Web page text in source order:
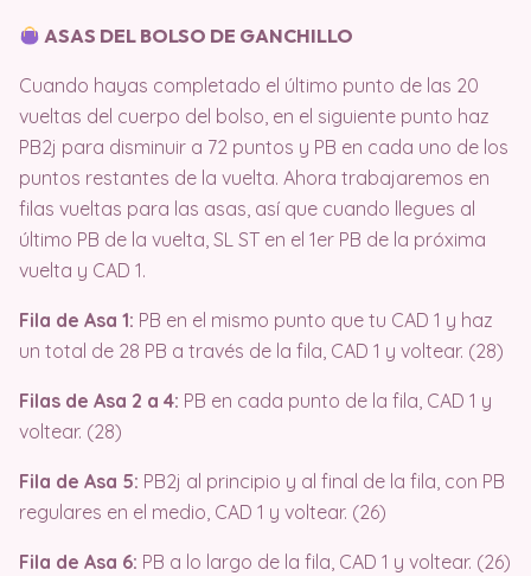
ASAS DEL BOLSO DE GANCHILLO
Cuando hayas completado el último punto de las 20
vueltas del cuerpo del bolso, en el siguiente punto haz
PB2j para disminuir a 72 puntos y PB en cada uno de los
puntos restantes de la vuelta. Ahora trabajaremos en
filas vueltas para las asas, así que cuando llegues al
último PB de la vuelta, SL ST en el 1er PB de la próxima
vuelta y CAD 1.
Fila de Asa 1: PB en el mismo punto que tu CAD 1 y haz
un total de 28 PB a través de la fila, CAD 1 y voltear. (28)
Filas de Asa 2 a 4: PB en cada punto de la fila, CAD 1 y
voltear. (28)
Fila de Asa 5: PB2j al principio y al final de la fila, con PB
regulares en el medio, CAD 1 y voltear. (26)
Fila de Asa 6: PB a lo largo de la fila, CAD 1 y voltear. (26)